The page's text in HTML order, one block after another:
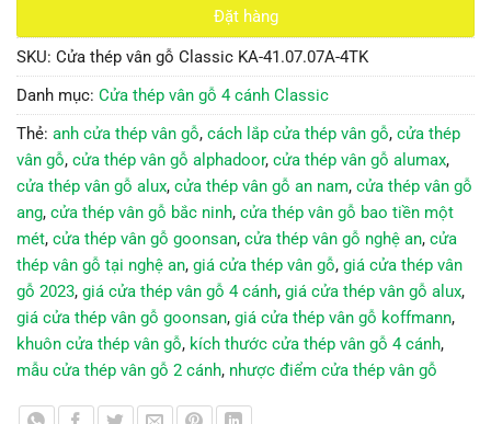
Đặt hàng
SKU: Cửa thép vân gỗ Classic KA-41.07.07A-4TK
Danh mục: Cửa thép vân gỗ 4 cánh Classic
Thẻ: anh cửa thép vân gỗ, cách lắp cửa thép vân gỗ, cửa thép
vân gỗ, cửa thép vân gỗ alphadoor, cửa thép vân gỗ alumax,
cửa thép vân gỗ alux, cửa thép vân gỗ an nam, cửa thép vân gỗ
ang, cửa thép vân gỗ bắc ninh, cửa thép vân gỗ bao tiền một
mét, cửa thép vân gỗ goonsan, cửa thép vân gỗ nghệ an, cửa
thép vân gỗ tại nghệ an, giá cửa thép vân gỗ, giá cửa thép vân
gỗ 2023, giá cửa thép vân gỗ 4 cánh, giá cửa thép vân gỗ alux,
giá cửa thép vân gỗ goonsan, giá cửa thép vân gỗ koffmann,
khuôn cửa thép vân gỗ, kích thước cửa thép vân gỗ 4 cánh,
mẫu cửa thép vân gỗ 2 cánh, nhược điểm cửa thép vân gỗ